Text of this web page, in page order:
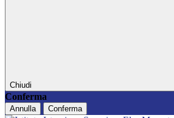
Chiudi
Conferma
Annulla Conferma